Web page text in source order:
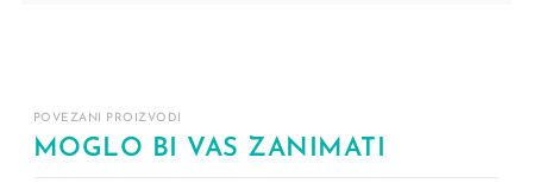
POVEZANI PROIZVODI
MOGLO BI VAS ZANIMATI